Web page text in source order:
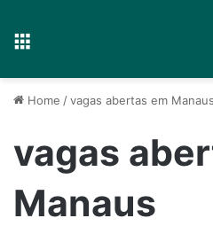
Home /vagas abertas em Manaus
vagas
Manaus